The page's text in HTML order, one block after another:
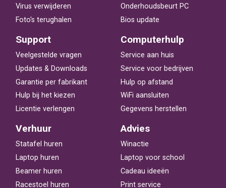
Virus verwijderen
Foto's terughalen
Onderhoudsbeurt PC
Bios update
Support
Veelgestelde vragen
Updates & Downloads
Garantie per fabrikant
Hulp bij het kiezen
Licentie verlengen
Computerhulp
Service aan huis
Service voor bedrijven
Hulp op afstand
WiFi aansluiten
Gegevens herstellen
Verhuur
Statafel huren
Laptop huren
Beamer huren
Racestoel huren
Advies
Winactie
Laptop voor school
Cadeau ideeën
Print service